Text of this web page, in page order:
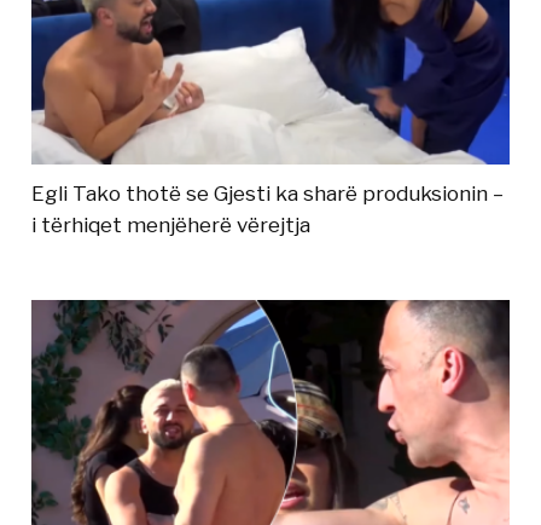
Egli Tako thotë se Gjesti ka sharë produksionin –
i tërhiqet menjëherë vërejtja